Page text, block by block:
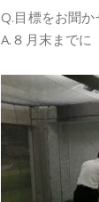
Q.目標をお聞か
A.８月末までに